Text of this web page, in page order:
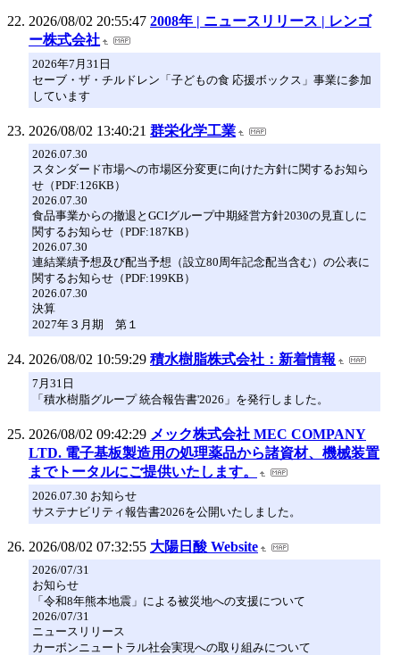
2026/08/02 20:55:47 2008年 | ニュースリリース | レンゴ
ー株式会社
2026年7月31日
セーブ・ザ・チルドレン「子どもの食 応援ボックス」事業に参加
しています
2026/08/02 13:40:21 群栄化学工業
2026.07.30
スタンダード市場への市場区分変更に向けた方針に関するお知ら
せ（PDF:126KB）
2026.07.30
食品事業からの撤退とGCIグループ中期経営方針2030の見直しに
関するお知らせ（PDF:187KB）
2026.07.30
連結業績予想及び配当予想（設立80周年記念配当含む）の公表に
関するお知らせ（PDF:199KB）
2026.07.30
決算
2027年３月期 第１
2026/08/02 10:59:29 積水樹脂株式会社：新着情報
7月31日
「積水樹脂グループ 統合報告書'2026」を発行しました。
2026/08/02 09:42:29 メック株式会社 MEC COMPANY
LTD. 電子基板製造用の処理薬品から諸資材、機械装置
までトータルにご提供いたします。
2026.07.30 お知らせ
サステナビリティ報告書2026を公開いたしました。
2026/08/02 07:32:55 大陽日酸 Website
2026/07/31
お知らせ
「令和8年熊本地震」による被災地への支援について
2026/07/31
ニュースリリース
カーボンニュートラル社会実現への取り組みについて